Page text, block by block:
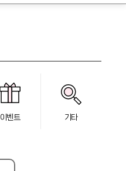
이벤트 기타